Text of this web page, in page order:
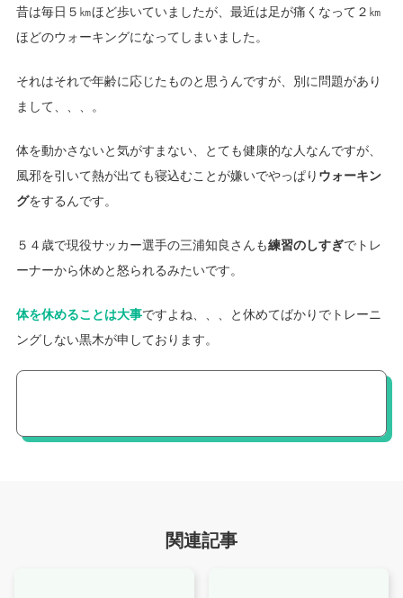
昔は毎日５㎞ほど歩いていましたが、最近は足が痛くなって２㎞
ほどのウォーキングになってしまいました。
それはそれで年齢に応じたものと思うんですが、別に問題があり
まして、、、。
体を動かさないと気がすまない、とても健康的な人なんですが、
風邪を引いて熱が出ても寝込むことが嫌いでやっぱり ウォーキン
グをするんです。
５４歳で現役サッカー選手の三浦知良さんも練習のしすぎでトレ
ーナーから休めと怒られるみたいです。
体を休めることは大事ですよね、、、と休めてばかりでトレーニ
ングしない黒木が申しております。
関連記事